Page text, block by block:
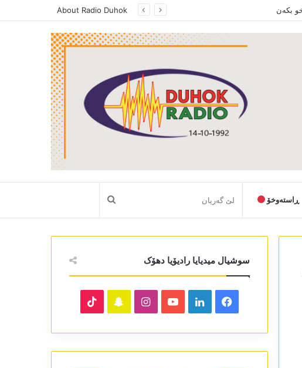
About Radio Duhok
ڕاستەوخۆ لێ
گەریان
سوشیال میدیایا رادیۆیا دھۆک
Facebook
LinkedIn
YouTube
Instagram
Snapchat